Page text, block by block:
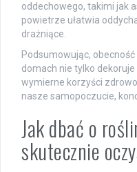
oddechowego, takimi jak
powietrze ułatwia
drażniące.
Podsumowując,
domach nie tylko
wymierne korzyści
nasze samopoczucie,
Jak dbać o
skutecznie